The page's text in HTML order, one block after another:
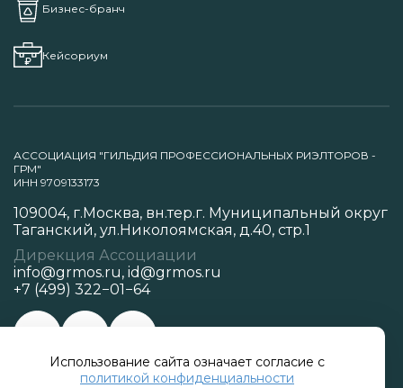
Использование сайта означает согласие с
политикой конфиденциальности
Бизнес-бранч
Кейсориум
АССОЦИАЦИЯ "ГИЛЬДИЯ ПРОФЕССИОНАЛЬНЫХ РИЭЛТОРОВ -
ГРМ"
ИНН 9709133173
109004, г.Москва, вн.тер.г. Муниципальный округ
Таганский, ул.Николоямская, д.40, стр.1
Дирекция Ассоциации
info@grmos.ru, id@grmos.ru
+7 (499) 322−01−64
Политика конфиденциальности